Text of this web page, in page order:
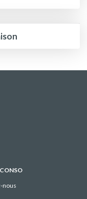
nous